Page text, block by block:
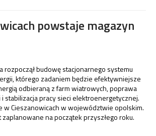
powstaje magazyn
rozpoczął budowę stacjonarnego systemu
którego zadaniem będzie efektywniejsze
odbieraną z farm wiatrowych, poprawa
stabilizacja pracy sieci elektroenergetycznej.
w Cieszanowicach w województwie opolskim.
na początek przyszłego roku.